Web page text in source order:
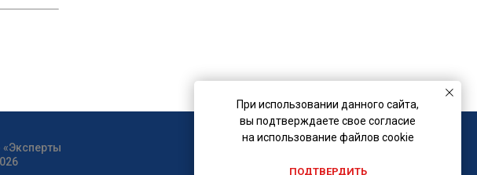
При использовании данного сайта,
вы подтверждаете свое согласие
на использование файлов cookie
ПОДТВЕРДИТЬ